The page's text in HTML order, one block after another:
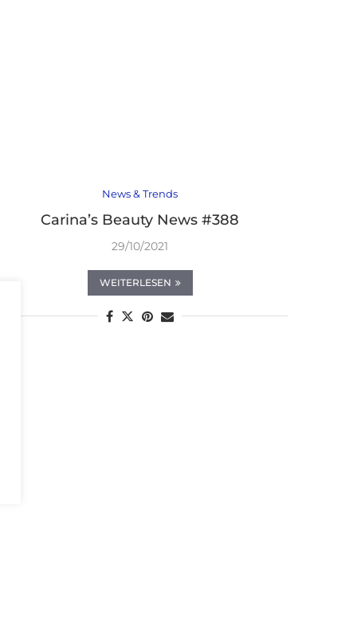
News & Trends
Carina’s Beauty News #388
29/10/2021
WEITERLESEN